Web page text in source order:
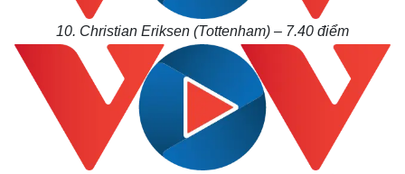
10. Christian Eriksen (Tottenham) – 7.40 điểm